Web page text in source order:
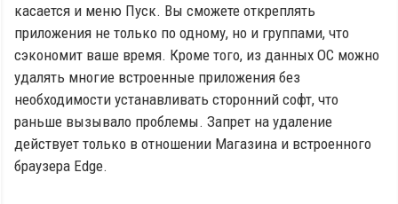
касается и меню Пуск. Вы сможете откреплять
приложения не только по одному, но и группами, что
сэкономит ваше время. Кроме того, из данных ОС можно
удалять многие встроенные приложения без
необходимости устанавливать сторонний софт, что
раньше вызывало проблемы. Запрет на удаление
действует только в отношении Магазина и встроенного
браузера Edge.